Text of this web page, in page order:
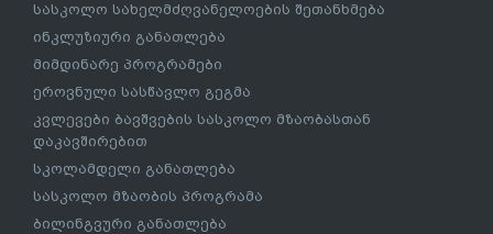
სასკოლო სახელმძღვანელოების შეთანხმება
ინკლუზიური განათლება
მიმდინარე პროგრამები
ეროვნული სასწავლო გეგმა
კვლევები ბავშვების სასკოლო მზაობასთან
დაკავშირებით
სკოლამდელი განათლება
სასკოლო მზაობის პროგრამა
ბილინგვური განათლება